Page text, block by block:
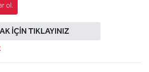
İÇIN TIKLAYINIZ